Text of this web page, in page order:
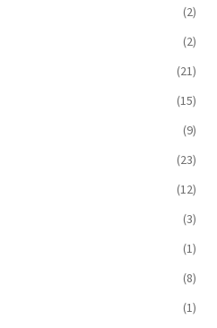
(2)
(2)
(21)
(15)
(9)
(23)
(12)
(3)
(1)
(8)
(1)